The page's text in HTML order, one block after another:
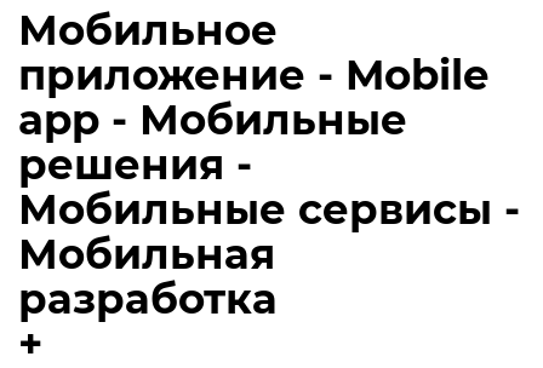
Мобильное
приложение - Mobile
app - Мобильные
решения -
Мобильные сервисы -
Мобильная
разработка
+